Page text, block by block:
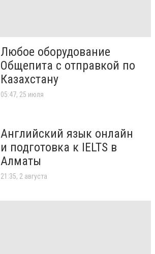
Любое оборудование
Общепита с отправкой по
Казахстану
05:47, 25 июля
Английский язык онлайн
и подготовка к IELTS в
Алматы
21:35, 2 августа